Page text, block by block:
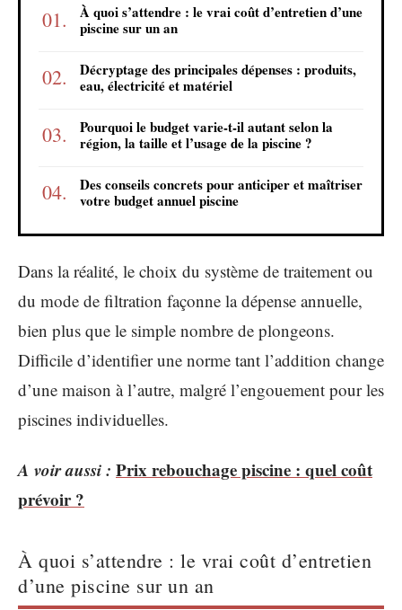
À quoi s’attendre : le vrai coût d’entretien d’une
piscine sur un an
Décryptage des principales dépenses : produits,
eau, électricité et matériel
Pourquoi le budget varie-t-il autant selon la
région, la taille et l’usage de la piscine ?
Des conseils concrets pour anticiper et maîtriser
votre budget annuel piscine
Dans la réalité, le choix du système de traitement ou
du mode de filtration façonne la dépense annuelle,
bien plus que le simple nombre de plongeons.
Difficile d’identifier une norme tant l’addition change
d’une maison à l’autre, malgré l’engouement pour les
piscines individuelles.
A voir aussi : Prix rebouchage piscine : quel coût
prévoir ?
À quoi s’attendre : le vrai coût d’entretien
d’une piscine sur un an